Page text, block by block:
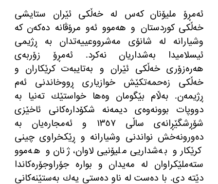
ئه‌مڕۆ ملیۆنان كه‌س له‌ خه‌ڵكی ئێران ستایشی
خه‌ڵكی كوردستان و هه‌موو ئه‌و مرۆڤانه‌ ده‌كه‌ن كه‌
وشیارانه‌ له شانۆی مه‌شرووعییه‌تدان به‌ ڕژیمی
ئیسلامیدا به‌شداریان نه‌كرد. ئه‌مڕۆ زۆربه‌ی
هه‌ره‌زۆری خه‌ڵكی ئێران و به‌تایبه‌ت كرێكاران و
خه‌ڵكی زه‌حمه‌تكێش خوازیاری ڕووخاندنی ئه‌م
ڕژیمه‌ن. به‌ڵام بێگومان وه‌ها خواستێك ته‌نیا به‌
دووپات بوونه‌وه‌ی دیمه‌نه‌ شكۆداره‌كانی ئاخێزی
شۆڕشگێڕانه‌ی ساڵی ١٣٥٧ و ئه‌مجاره‌یان به‌
ده‌ورونه‌خش نواندنی وشیارانه و ڕێكخراوی چینی
كرێكار و به‌شداریی ملیۆنیی لاوان، ژنان و هه‌موو
سته‌ملێكراوان له‌ مه‌یدان و بواره‌ جۆراوجۆره‌كاندا
دێته‌ دی. با ده‌ست له‌ ناو ده‌ستی یه‌ك به‌ستێنه‌كانی